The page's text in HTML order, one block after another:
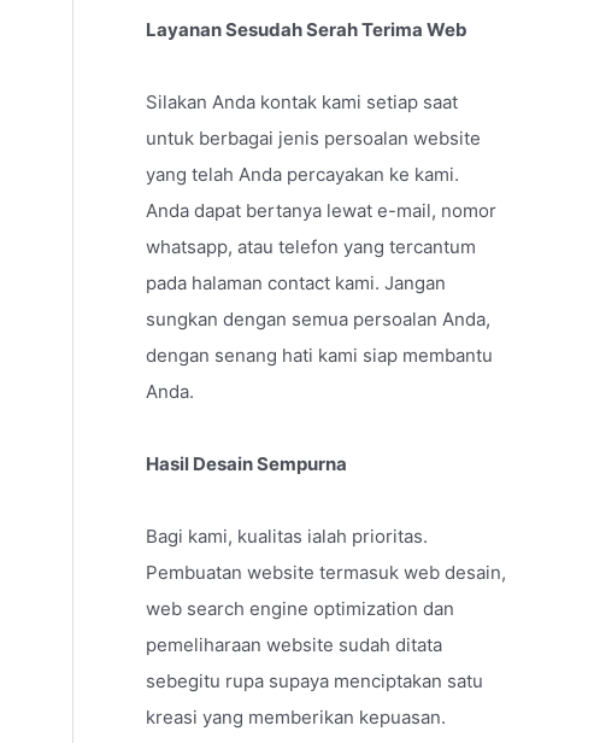
Layanan Sesudah Serah Terima Web
Silakan Anda kontak kami setiap saat
untuk berbagai jenis persoalan website
yang telah Anda percayakan ke kami.
Anda dapat bertanya lewat e-mail, nomor
whatsapp, atau telefon yang tercantum
pada halaman contact kami. Jangan
sungkan dengan semua persoalan Anda,
dengan senang hati kami siap membantu
Anda.
Hasil Desain Sempurna
Bagi kami, kualitas ialah prioritas.
Pembuatan website termasuk web desain,
web search engine optimization dan
pemeliharaan website sudah ditata
sebegitu rupa supaya menciptakan satu
kreasi yang memberikan kepuasan.